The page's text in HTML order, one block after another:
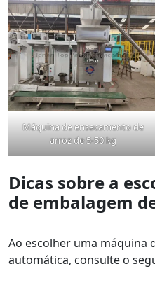
Máquina de ensacamento de
arroz de 5-50 kg
Dicas sobre a
de embalagem
Ao escolher uma máquina
automática, consulte o